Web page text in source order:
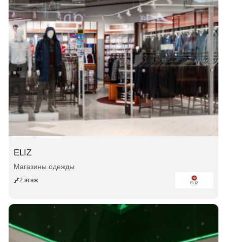
ELIZ
Магазины одежды
2 этаж